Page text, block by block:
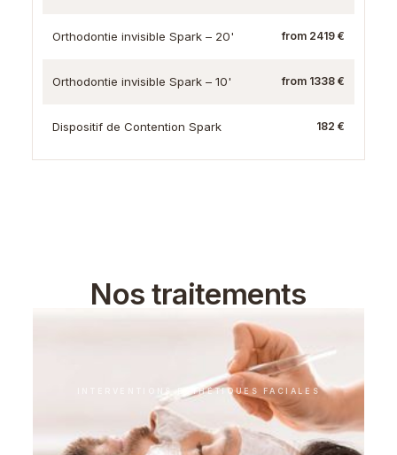
Orthodontie invisible Spark – 20' from 2419 €
Orthodontie invisible Spark – 10' from 1338 €
Dispositif de Contention Spark 182 €
Nos traitements
supplémentaires
INTERVENTIONS ESTHÉTIQUES FACIALES